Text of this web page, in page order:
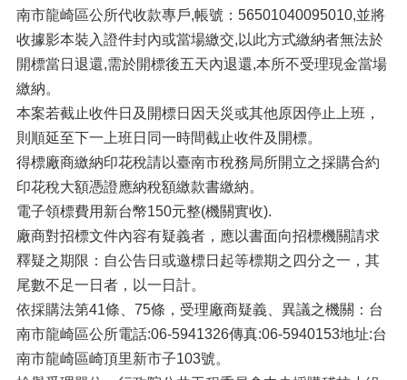
南市龍崎區公所代收款專戶,帳號：56501040095010,並將
收據影本裝入證件封內或當場繳交,以此方式繳納者無法於
開標當日退還,需於開標後五天內退還,本所不受理現金當場
繳納。
本案若截止收件日及開標日因天災或其他原因停止上班，
則順延至下一上班日同一時間截止收件及開標。
得標廠商繳納印花稅請以臺南市稅務局所開立之採購合約
印花稅大額憑證應納稅額繳款書繳納。
電子領標費用新台幣150元整(機關實收).
廠商對招標文件內容有疑義者，應以書面向招標機關請求
釋疑之期限：自公告日或邀標日起等標期之四分之一，其
尾數不足一日者，以一日計。
依採購法第41條、75條，受理廠商疑義、異議之機關：台
南市龍崎區公所電話:06-5941326傳真:06-5940153地址:台
南市龍崎區崎頂里新市子103號。